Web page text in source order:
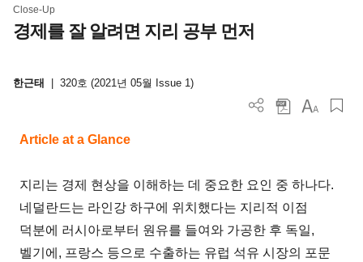
Close-Up
경제를 잘 알려면 지리 공부 먼저
한근태 320호 (2021년 05월 Issue 1)
Article at a Glance
지리는 경제 현상을 이해하는 데 중요한 요인 중 하나다.
네덜란드는 라인강 하구에 위치했다는 지리적 이점
덕분에 러시아로부터 원유를 들여와 가공한 후 독일,
벨기에, 프랑스 등으로 수출하는 유럽 석유 시장의 포문